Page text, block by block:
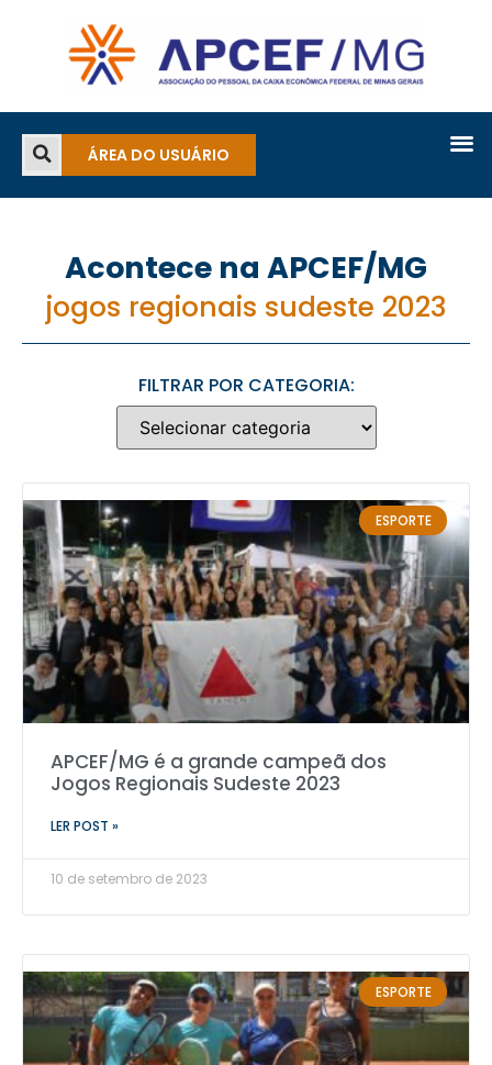
ÁREA DO USUÁRIO
Acontece na APCEF/MG
jogos regionais sudeste 2023
FILTRAR POR CATEGORIA:
ESPORTE
APCEF/MG é a grande campeã dos
Jogos Regionais Sudeste 2023
LER POST »
10 de setembro de 2023
ESPORTE